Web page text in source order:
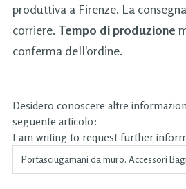
produttiva a Firenze. La
corriere. Tempo di produzione
conferma dell'ordine.
Desidero conoscere altre
seguente articolo:
I am writing to request further